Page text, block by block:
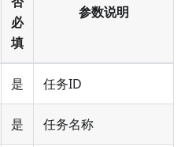
必
填
参数说明
是 任务ID
是 任务名称